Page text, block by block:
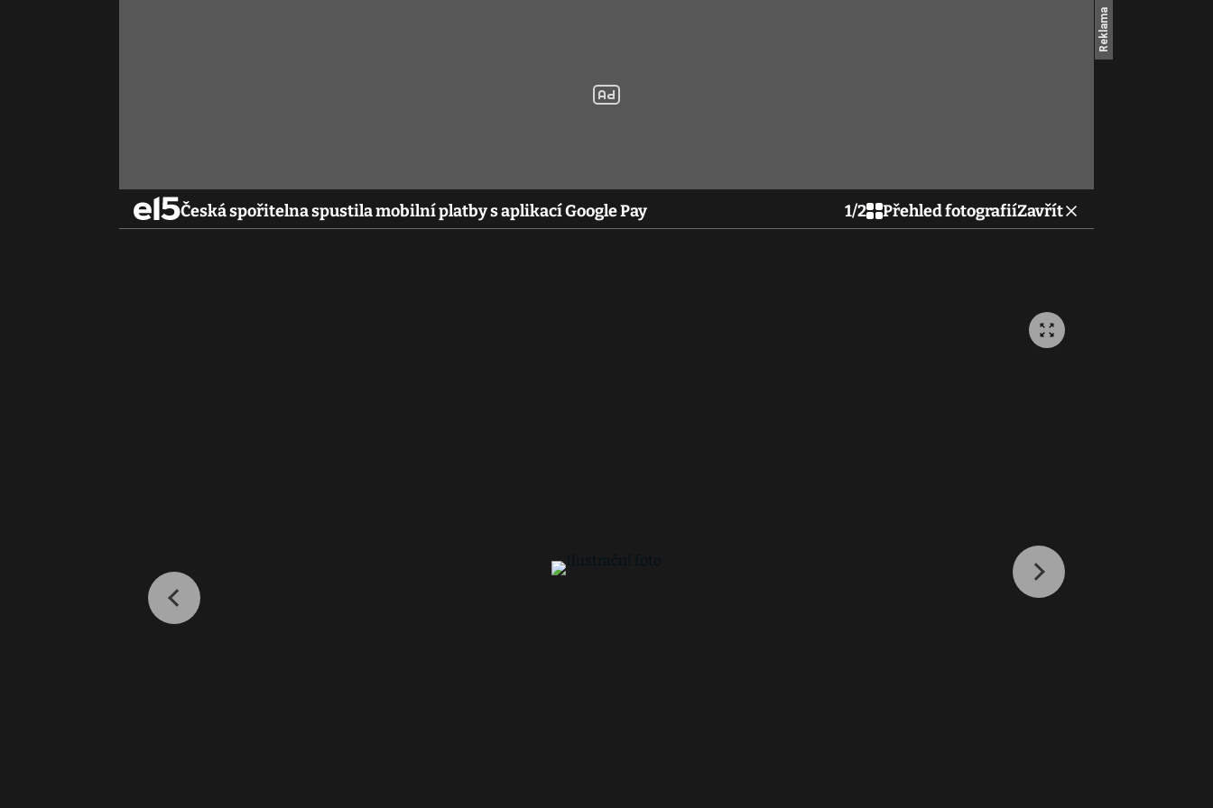
Česká spořitelna spustila mobilní platby s aplikací Google Pay 1/2 Přehled fotografiíZavřít